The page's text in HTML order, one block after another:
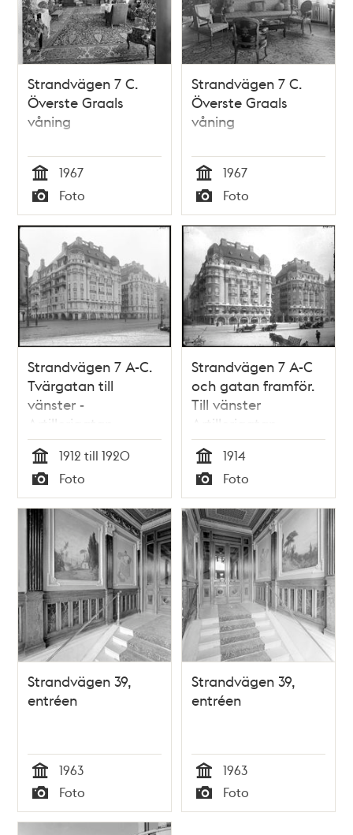
Strandvägen 7 C.
Överste Graals
våning
Tid
1967
Typ
Foto
Strandvägen 7 C.
Överste Graals
våning
Tid
1967
Typ
Foto
Strandvägen 7 A-C.
Tvärgatan till
vänster -
Artillerigatan
Tid
1912 till 1920
Typ
Foto
Strandvägen 7 A-C
och gatan framför.
Till vänster
Artillerigatan
Tid
1914
Typ
Foto
Strandvägen 39,
entréen
Tid
1963
Typ
Foto
Strandvägen 39,
entréen
Tid
1963
Typ
Foto